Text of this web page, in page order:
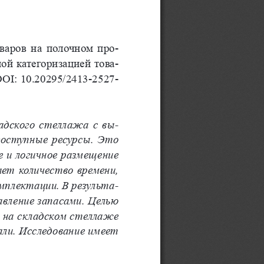
на   полочном про-
категоризацией това-
10.20295/2413-2527-
стеллажа с вы-
ресурсы. Это
и логичное размещение
количество времени,
В результа-
запасами. Целью
складском стеллаже
Исследование имеет